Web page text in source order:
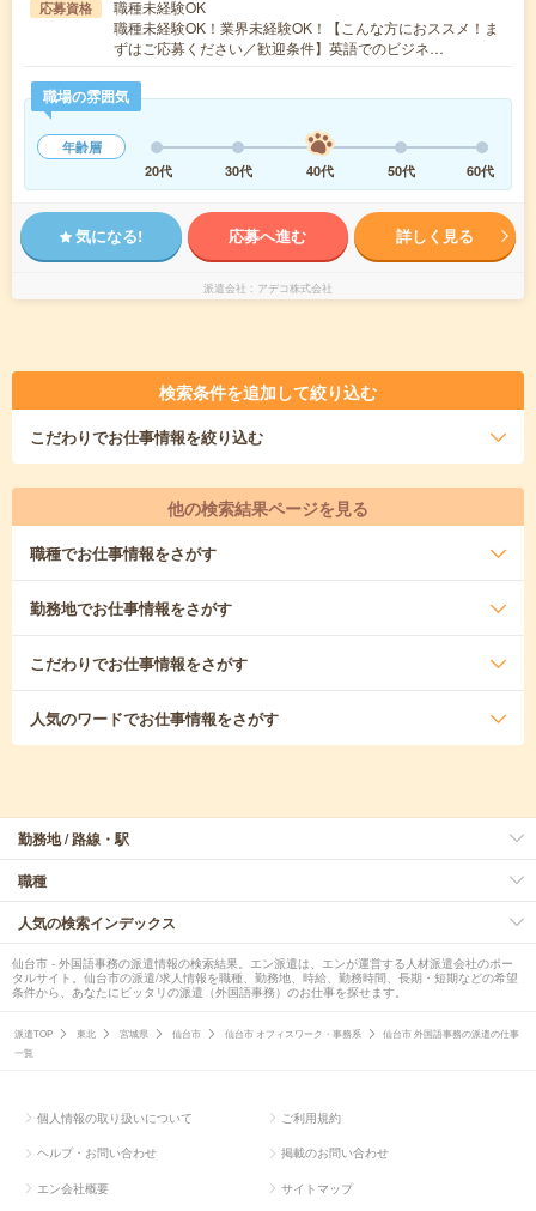
応募資格
職種未経験OK
職種未経験OK！業界未経験OK！【こんな方におススメ！ま
ずはご応募ください／歓迎条件】英語でのビジネ…
職場の雰囲気
年齢層
20代
30代 40代 50代 60代
気になる! 応募へ進む 詳しく見る
派遣会社 アデコ株式会社
検索条件を追加して絞り込む
こだわりでお仕事情報を絞り込む
他の検索結果ページを見る
職種でお仕事情報をさがす
勤務地でお仕事情報をさがす
こだわりでお仕事情報をさがす
人気のワードでお仕事情報をさがす
勤務地 / 路線・駅
職種
人気の検索インデックス
仙台市 - 外国語事務の派遣情報の検索結果。エン派遣は、エンが運営する人材派遣会社のポー
タルサイト。仙台市の派遣/求人情報を職種、勤務地、時給、勤務時間、長期・短期などの希望
条件から、あなたにピッタリの派遣（外国語事務）のお仕事を探せます。
派遣TOP 東北 宮城県 仙台市 仙台市 オフィスワーク・事務系
仙台市 外国語事務の派遣の仕事
一覧
個人情報の取り扱いについて ご利用規約
ヘルプ・お問い合わせ 掲載のお問い合わせ
エン会社概要 サイトマップ